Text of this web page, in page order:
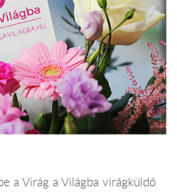
a Virág a Világba virágküldő